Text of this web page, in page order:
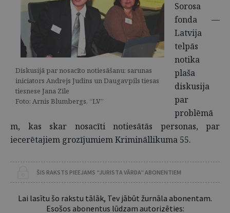
Diskusijā par nosacīto notiesāšanu: sarunas
iniciators Andrejs Judins un Daugavpils tiesas
tiesnese Jana Zīle
Foto: Arnis Blumbergs, “LV”
Sorosa
fonda —
Latvija
telpās
notika
plaša
diskusija
par
problēmā
m, kas skar nosacīti notiesātās personas, par
iecerētajiem grozījumiem Krimināllikuma 55.
ŠIS RAKSTS PIEEJAMS “JURISTA VĀRDA” ABONENTIEM
Lai lasītu šo rakstu tālāk, Tev jābūt žurnāla abonentam.
Esošos abonentus lūdzam autorizēties: